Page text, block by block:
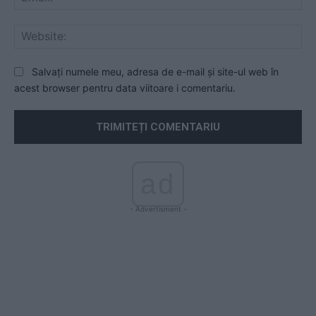
Salvați numele meu, adresa de e-mail și site-ul web în
acest browser pentru data viitoare i comentariu.
- Advertisment -